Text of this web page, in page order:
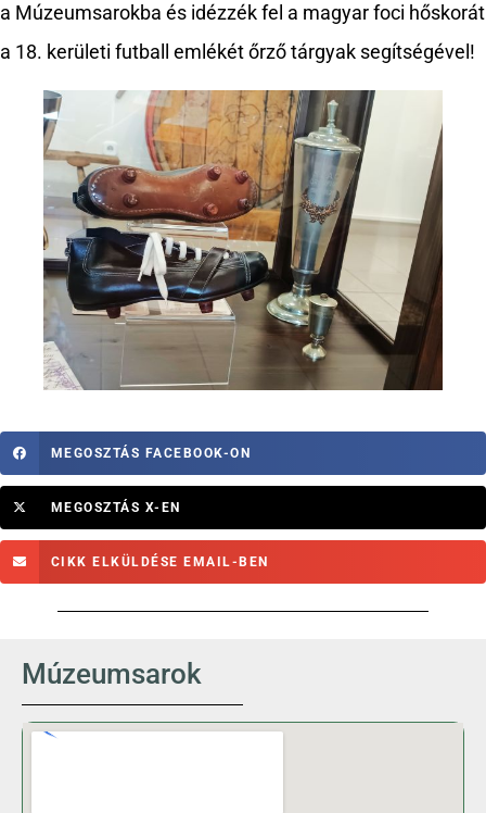
a Múzeumsarokba és idézzék fel a magyar foci hőskorát
a 18. kerületi futball emlékét őrző tárgyak segítségével!
MEGOSZTÁS FACEBOOK-ON
MEGOSZTÁS X-EN
CIKK ELKÜLDÉSE EMAIL-BEN
Múzeumsarok